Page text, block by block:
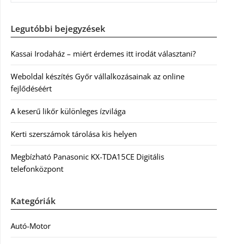
Legutóbbi bejegyzések
Kassai Irodaház – miért érdemes itt irodát választani?
Weboldal készítés Győr vállalkozásainak az online
fejlődéséért
A keserű likőr különleges ízvilága
Kerti szerszámok tárolása kis helyen
Megbízható Panasonic KX-TDA15CE Digitális
telefonközpont
Kategóriák
Autó-Motor